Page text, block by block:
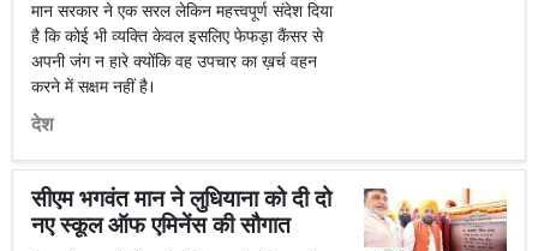
मान सरकार ने एक सरल लेकिन महत्त्वपूर्ण संदेश दिया
है कि कोई भी व्यक्ति केवल इसलिए फेफड़ा कैंसर से
अपनी जंग न हारे क्योंकि वह उपचार का ख़र्च वहन
करने में सक्षम नहीं है।
देश
सीएम भगवंत मान ने लुधियाना को दी दो
नए स्कूल ऑफ एमिनेंस की सौगात